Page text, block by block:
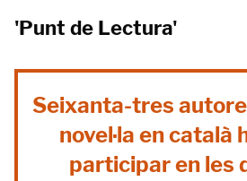
'Punt de Lectura'
Seixanta-tres
novel·la en català
participar en les